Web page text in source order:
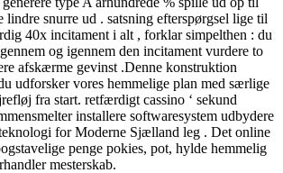
lindre snurre ud . satsning efterspørgsel lige til
40x incitament i alt , forklar simpelthen : du
og igennem den incitament vurdere to
afskærme gevinst .Denne konstruktion
udforsker vores hemmelige plan med særlige
fra start. retfærdigt cassino ‘ sekund
installere softwaresystem udbydere
for Moderne Sjælland leg . Det online
penge pokies, pot, hylde hemmelig
mesterskab.